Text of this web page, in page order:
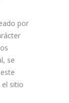
por
se
sitio